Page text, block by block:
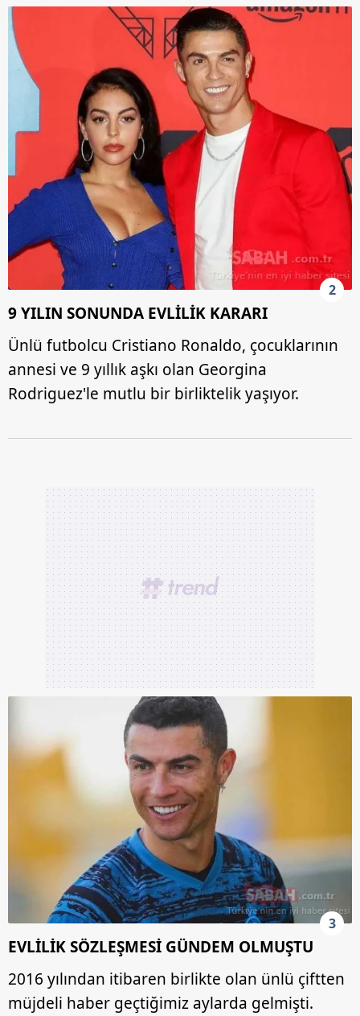
2
9 YILIN SONUNDA EVLİLİK KARARI
Ünlü futbolcu Cristiano Ronaldo, çocuklarının
annesi ve 9 yıllık aşkı olan Georgina
Rodriguez'le mutlu bir birliktelik yaşıyor.
3
EVLİLİK SÖZLEŞMESİ GÜNDEM OLMUŞTU
2016 yılından itibaren birlikte olan ünlü çiftten
müjdeli haber geçtiğimiz aylarda gelmişti.